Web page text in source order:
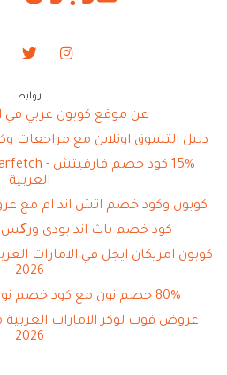
روابط
عن موقع كوبون عربي في
دليل التسوق اونلاين مع مراجعات
العربية
كوبون وكود خصم اتش اند ام مع
كود خصم باث اند بودي ورکس
كوبون امريكان ايجل في الامارات
2026
80% خصم نون مع كود خصم نون في الامارات العربية
عروض فوت لوكر الامارات
2026